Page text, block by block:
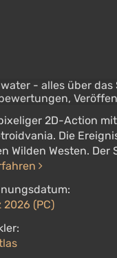
2D-Action
Die
Wilden Westen. Der
2026 (PC)